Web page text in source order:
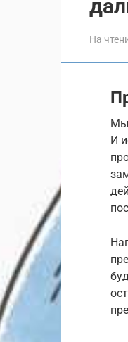
На
Мы
И